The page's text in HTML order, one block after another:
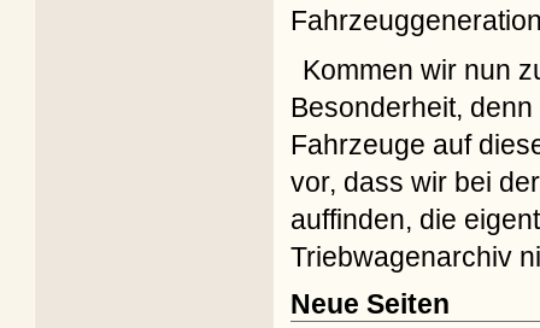
Kommen wir nun
Besonderheit,
Fahrzeuge auf
vor, dass wir bei
auffinden, die
Triebwagenarchiv
Neue Seiten